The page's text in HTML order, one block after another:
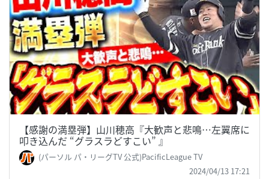
【感謝の満塁弾】山川穂高『大歓声と悲鳴…左翼席に
叩き込んだ “グラスラどすこい” 』
(パーソル パ・リーグTV 公式)PacificLeague TV
2024/04/13 17:21